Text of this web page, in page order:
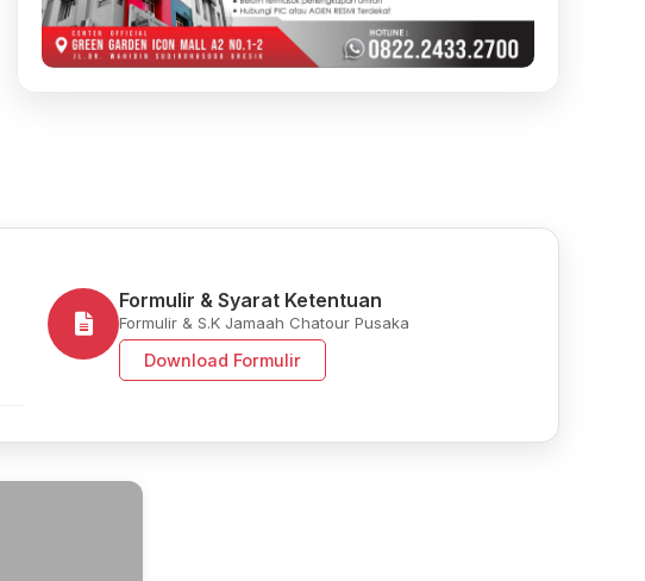
Formulir & Syarat Ketentuan
Formulir & S.K Jamaah Chatour Pusaka
Download Formulir